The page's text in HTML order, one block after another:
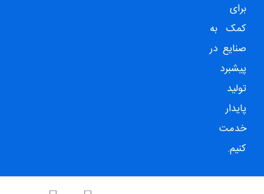
برای
کمک به
صنایع در
پیشبرد
تولید
پایدار
خدمت
کنیم.